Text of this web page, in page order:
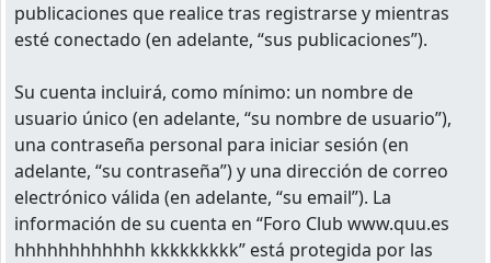
publicaciones que realice tras registrarse y mientras
esté conectado (en adelante, “sus publicaciones”).
Su cuenta incluirá, como mínimo: un nombre de
usuario único (en adelante, “su nombre de usuario”),
una contraseña personal para iniciar sesión (en
adelante, “su contraseña”) y una dirección de correo
electrónico válida (en adelante, “su email”). La
información de su cuenta en “Foro Club www.quu.es
hhhhhhhhhhhh kkkkkkkkk” está protegida por las